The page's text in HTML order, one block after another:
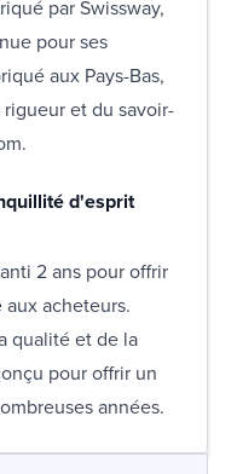
par Swissway,
pour ses
aux Pays-Bas,
et du savoir-
d'esprit
2 ans pour offrir
acheteurs.
qualité et de la
pour offrir un
années.